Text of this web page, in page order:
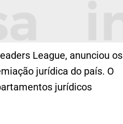
League, anunciou os
jurídica do país. O
jurídicos